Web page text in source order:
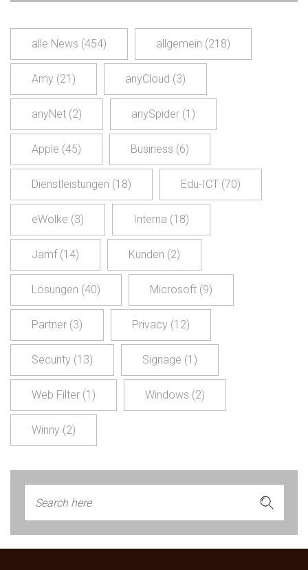
alle News (454) allgemein (218)
Amy (21) anyCloud (3)
anyNet (2) anySpider (1)
Apple (45) Business (6)
Dienstleistungen (18) Edu-ICT (70)
eWolke (3) Interna (18)
Jamf (14) Kunden (2)
Lösungen (40) Microsoft (9)
Partner (3) Privacy (12)
Security (13) Signage (1)
Web Filter (1) Windows (2)
Winny (2)